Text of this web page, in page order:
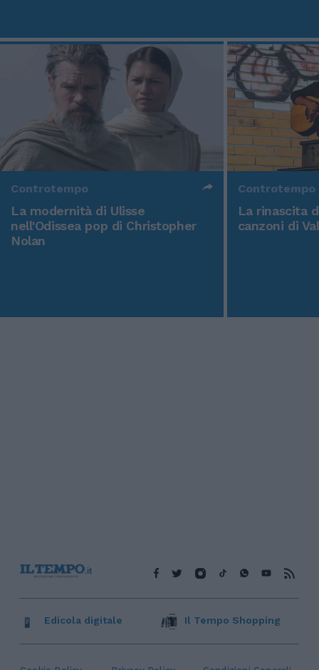
Controtempo
La modernità di Ulisse
nell'Odissea pop di Christopher
Nolan
Controtempo
La rinascita
canzoni di
Edicola digitale Il Tempo Shopping